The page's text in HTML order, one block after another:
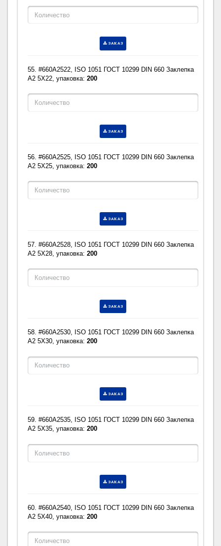
ЗАКАЗ
55. #660A2522, ISO 1051 ГОСТ 10299 DIN 660 Заклепка
A2 5X22, упаковка:200
ЗАКАЗ
56. #660A2525, ISO 1051 ГОСТ 10299 DIN 660 Заклепка
A2 5X25, упаковка:200
ЗАКАЗ
57. #660A2528, ISO 1051 ГОСТ 10299 DIN 660 Заклепка
A2 5X28, упаковка:200
ЗАКАЗ
58. #660A2530, ISO 1051 ГОСТ 10299 DIN 660 Заклепка
A2 5X30, упаковка:200
ЗАКАЗ
59. #660A2535, ISO 1051 ГОСТ 10299 DIN 660 Заклепка
A2 5X35, упаковка:200
ЗАКАЗ
60. #660A2540, ISO 1051 ГОСТ 10299 DIN 660 Заклепка
A2 5X40, упаковка:200